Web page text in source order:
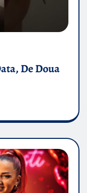
De Doua